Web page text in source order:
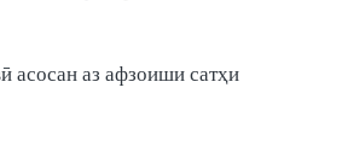
асосан аз афзоиши сатҳи